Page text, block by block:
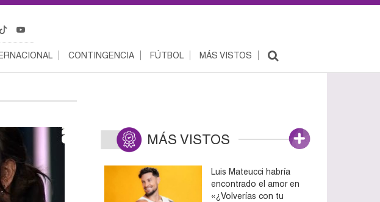
CONTINGENCIA FÚTBOL MÁS VISTOS
MÁS VISTOS
Luis Mateucci habría
encontrado el amor en
«¿Volverías con tu